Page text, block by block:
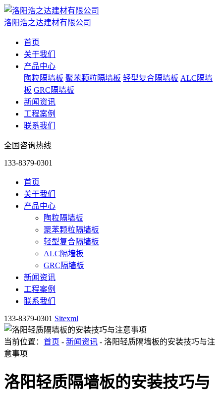
洛阳浩之达建材有限公司
首页
关于我们
产品中心
陶粒隔墙板 聚苯颗粒隔墙板 轻型复合隔墙板 ALC隔墙
板 GRC隔墙板
新闻资讯
工程案例
联系我们
全国咨询热线
133-8379-0301
首页
关于我们
产品中心
陶粒隔墙板
聚苯颗粒隔墙板
轻型复合隔墙板
ALC隔墙板
GRC隔墙板
新闻资讯
工程案例
联系我们
133-8379-0301 Sitexml
当前位置： 首页 - 新闻资讯 - 洛阳轻质隔墙板的安装技巧与注
意事项
洛阳轻质隔墙板的安装技巧与